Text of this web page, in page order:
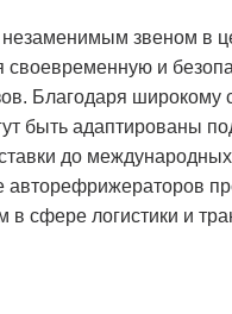
звеном в
своевременную и
Благодаря широкому
быть адаптированы
до
авторефрижераторов
сфере логистики и